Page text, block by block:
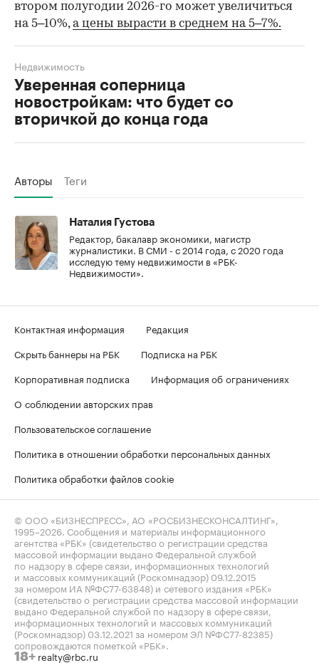
втором полугодии 2026-го может увеличиться
на 5–10%,а цены вырасти в среднем на 5–7%.
Уверенная соперница
новостройкам: что будет со
вторичкой до конца года
Недвижимость
Авторы Теги
Наталия Густова
Редактор, бакалавр экономики, магистр
журналистики. В СМИ - с 2014 года, с 2020 года
исследую тему недвижимости в «РБК-
Недвижимости».
Контактная информация
Редакция
Скрыть баннеры на РБК
Подписка на РБК
Корпоративная подписка
Информация об ограничениях
О соблюдении авторских прав
Пользовательское соглашение
Политика в отношении обработки персональных данных
Политика обработки файлов cookie
© ООО «БИЗНЕСПРЕСС», АО «РОСБИЗНЕСКОНСАЛТИНГ»,
1995–2026. Сообщения и материалы информационного
агентства «РБК» (свидетельство о регистрации средства
массовой информации выдано Федеральной службой
по надзору в сфере связи, информационных технологий
и массовых коммуникаций (Роскомнадзор) 09.12.2015
за номером ИА №ФС77-63848) и сетевого издания «РБК»
(свидетельство о регистрации средства массовой информации
выдано Федеральной службой по надзору в сфере связи,
информационных технологий и массовых коммуникаций
(Роскомнадзор) 03.12.2021 за номером ЭЛ №ФС77-82385)
сопровождаются пометкой «РБК».
18+ realty@rbc.ru